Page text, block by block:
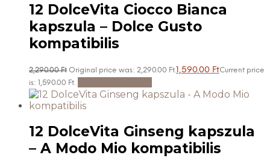
12 DolceVita Ciocco Bianca
kapszula – Dolce Gusto
kompatibilis
2,290.00Ft Original price was: 2,290.00 Ft.1,590.00 FtCurrent price
is: 1,590.00 Ft.
12 DolceVita Ginseng kapszula
– A Modo Mio kompatibilis